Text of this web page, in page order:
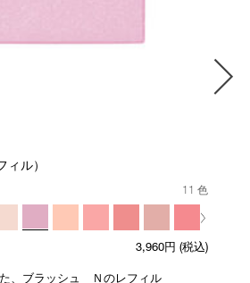
ル）
11 色
3,960円 (税込)
、ブラッシュ Ｎのレフィル